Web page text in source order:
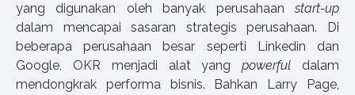
yang digunakan oleh banyak perusahaan start-up
dalam mencapai sasaran strategis perusahaan. Di
beberapa perusahaan besar seperti Linkedin dan
Google, OKR menjadi alat yangpowerfuldalam
mendongkrak performa bisnis. Bahkan Larry Page,